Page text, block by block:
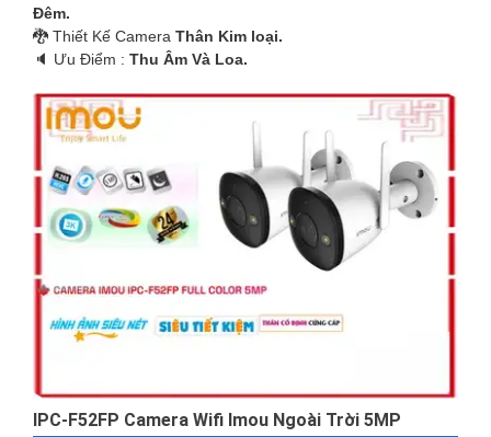
Ðêm.
🐉️ Thiết Kế Camera Thân Kim loại.
️🔈 Ưu Điểm : Thu Âm Và Loa.
IPC-F52FP Camera Wifi Imou Ngoài Trời 5MP